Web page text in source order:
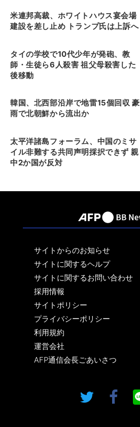
米連邦高裁、ホワイトハウス宴会場
建設を差し止め トランプ氏は上訴へ
タイの学校で10代少年が発砲、教
師・生徒ら6人殺害 祖父母殺害した
後移動
韓国、北西部沿岸で地雷15個回収 豪
雨で北朝鮮から流出か
太平洋諸島フォーラム、中国のミサ
イル非難する共同声明採択できず 親
中2か国が反対
サイトからのお知らせ
サイトに関するヘルプ
サイトに関するお問い合わせ
採用情報
サイトポリシー
プライバシーポリシー
利用規約
運営会社
AFP通信会長ごあいさつ